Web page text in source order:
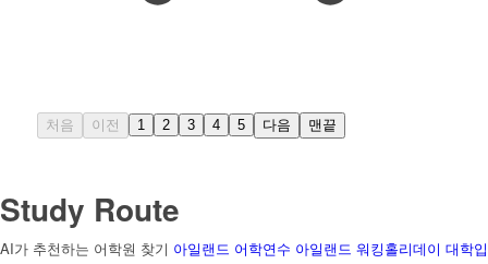
처음 이전 1 2 3 4 5 다음 맨끝
Study Route
AI가 추천하는 어학원 찾기 아일랜드 어학연수 아일랜드 워킹홀리데이 대학입